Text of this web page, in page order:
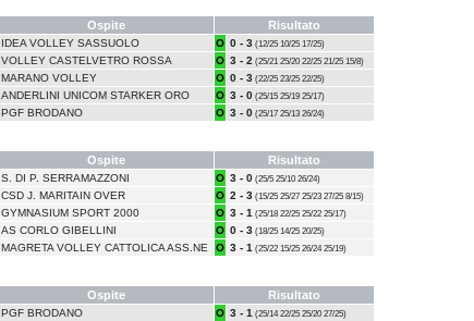
Ospite Risultato
IDEA VOLLEY SASSUOLO O 0 - 3 (12/25 10/25 17/25)
VOLLEY CASTELVETRO ROSSA O 3 - 2 (25/21 25/20 22/25 21/25 15/8)
MARANO VOLLEY O 0 - 3 (22/25 23/25 22/25)
ANDERLINI UNICOM STARKER ORO O 3 - 0 (25/15 25/19 25/17)
PGF BRODANO O 3 - 0 (25/17 25/13 26/24)
Ospite Risultato
S. DI P. SERRAMAZZONI O 3 - 0 (25/5 25/10 26/24)
CSD J. MARITAIN OVER O 2 - 3 (15/25 25/27 25/23 27/25 8/15)
GYMNASIUM SPORT 2000 O 3 - 1 (25/18 22/25 25/22 25/17)
AS CORLO GIBELLINI O 0 - 3 (18/25 14/25 20/25)
MAGRETA VOLLEY CATTOLICA ASS.NE O 3 - 1 (25/22 15/25 26/24 25/19)
Ospite Risultato
PGF BRODANO O 3 - 1 (25/14 22/25 25/20 27/25)